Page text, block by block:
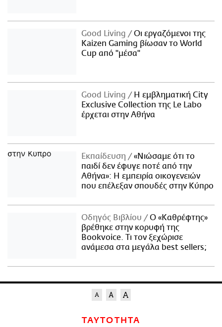
Good Living
Οι εργαζόμενοι της
Kaizen Gaming βίωσαν το World
Cup από "μέσα"
Good Living
Η εμβληματική City
Exclusive Collection της Le Labo
έρχεται στην Αθήνα
Εκπαίδευση
«Νιώσαμε ότι το
παιδί δεν έφυγε ποτέ από την
Αθήνα»: Η εμπειρία οικογενειών
που επέλεξαν σπουδές στην Κύπρο
Οδηγός Βιβλίου
Ο «Καθρέφτης»
βρέθηκε στην κορυφή της
Bookvoice. Τι τον ξεχώρισε
ανάμεσα στα μεγάλα best sellers;
ΤΑΥΤΟΤΗΤΑ